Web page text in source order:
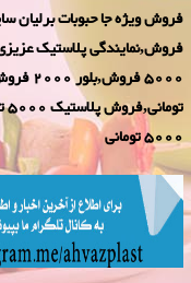
5000 تومانی